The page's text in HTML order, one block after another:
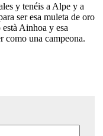
y tenéis a Alpe y a
ser esa muleta de oro
Ainhoa y esa
como una campeona.